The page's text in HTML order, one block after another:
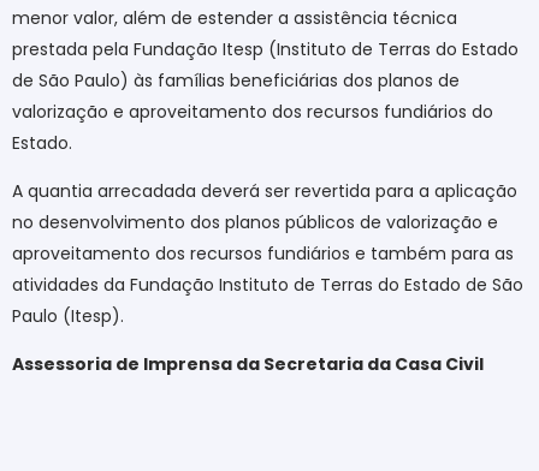
menor valor, além de estender a assistência técnica
prestada pela Fundação Itesp (Instituto de Terras do Estado
de São Paulo) às famílias beneficiárias dos planos de
valorização e aproveitamento dos recursos fundiários do
Estado.
A quantia arrecadada deverá ser revertida para a aplicação
no desenvolvimento dos planos públicos de valorização e
aproveitamento dos recursos fundiários e também para as
atividades da Fundação Instituto de Terras do Estado de São
Paulo (Itesp).
Assessoria de Imprensa da Secretaria da Casa Civil